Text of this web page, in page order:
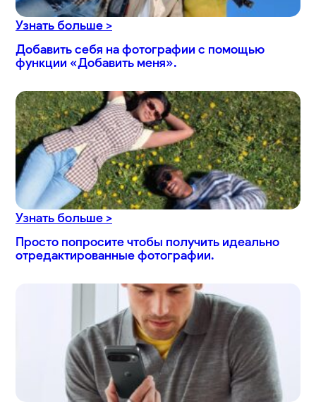
Узнать больше >
Добавить себя на фотографии с помощью
функции «Добавить меня».
Узнать больше >
Просто попросите чтобы получить идеально
отредактированные фотографии.